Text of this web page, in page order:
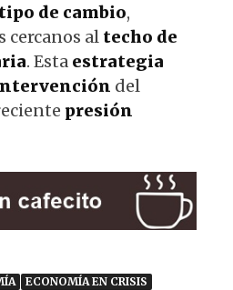
tipo de cambio,
cercanos al techo de
. Esta estrategia
del
presión
ECONOMÍA EN CRISIS